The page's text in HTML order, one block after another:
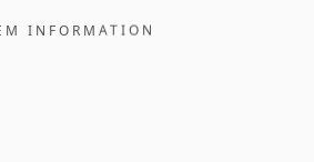
INFORMATION